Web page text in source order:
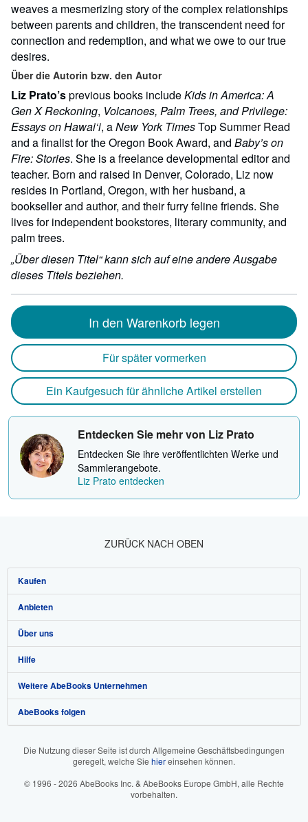
weaves a mesmerizing story of the complex relationships
between parents and children, the transcendent need for
connection and redemption, and what we owe to our true
desires.
Über die Autorin bzw. den Autor
Liz Prato’sprevious books includeKids in America: A
Gen X Reckoning, Volcanoes, Palm Trees, and Privilege:
Essays on Hawai‘i, aNew York TimesTop Summer Read
and a finalist for the Oregon Book Award, and Baby’s on
Fire: Stories. She is a freelance developmental editor and
teacher. Born and raised in Denver, Colorado, Liz now
resides in Portland, Oregon, with her husband, a
bookseller and author, and their furry feline friends. She
lives for independent bookstores, literary community, and
palm trees.
„Über diesen Titel“ kann sich auf eine andere Ausgabe
dieses Titels beziehen.
In den Warenkorb legen
Für später vormerken
Ein Kaufgesuch für ähnliche Artikel erstellen
Entdecken Sie mehr von Liz Prato
Entdecken Sie ihre veröffentlichten Werke und
Sammlerangebote.
Liz Prato entdecken
ZURÜCK NACH OBEN
Kaufen
Detailsuche
Sammlungen
Nutzerkonto
Meine Bestellungen
Warenkorb
Anbieten
Verkäufer werden
Partnerprogramm
Empfehlen Sie einen Verkäufer
Über uns
Über uns / Impressum
Presse
Karriere
Cookie-Einstellungen
Cookie-Hinweis
Hilfe
Hilfebereich
Kundenservice
Weitere AbeBooks Unternehmen
AbeBooks.com
AbeBooks.it
AbeBooks folgen
Die Nutzung dieser Seite ist durch Allgemeine Geschäftsbedingungen
geregelt, welche Sie hiereinsehen können.
© 1996 - 2026 AbeBooks Inc. & AbeBooks Europe GmbH, alle Rechte
vorbehalten.